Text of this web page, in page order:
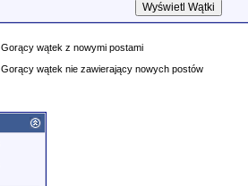
Gorący wątek z nowymi postami
Gorący wątek nie zawierający nowych postów